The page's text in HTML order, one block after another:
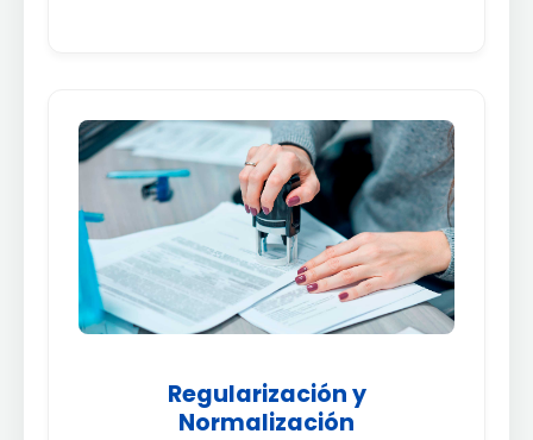
Regularización y
Normalización